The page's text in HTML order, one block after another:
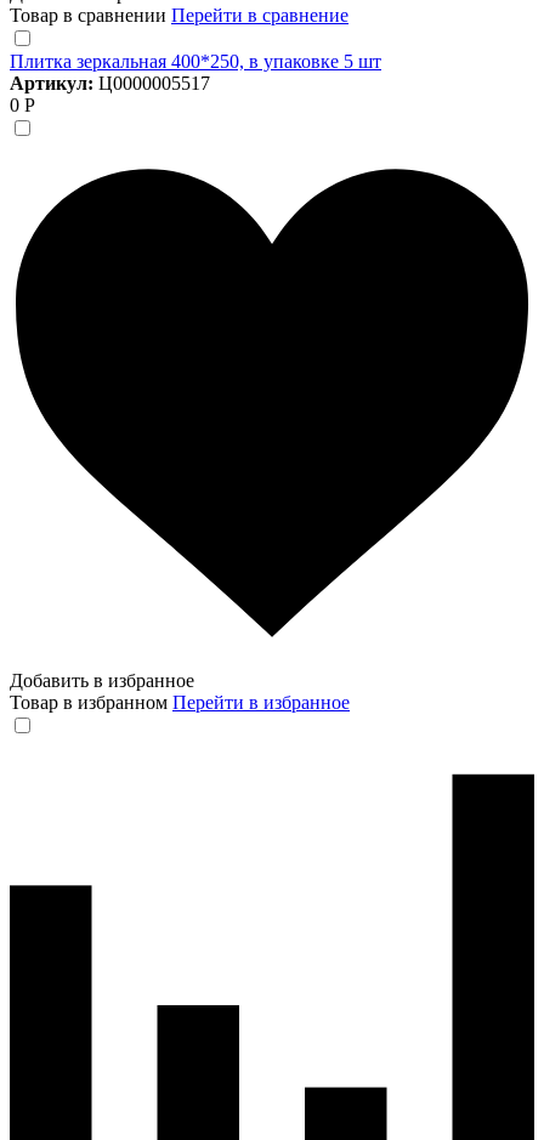
Товар в сравнении Перейти в сравнение
Плитка зеркальная 400*250, в упаковке 5 шт
Артикул: Ц0000005517
0 Р
Добавить в избранное
Товар в избранном Перейти в избранное